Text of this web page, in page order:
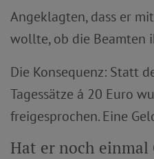
Angeklagten, dass er
wollte, ob die Beamten
Die Konsequenz: Statt
Tagessätze á 20 Euro
freigesprochen. Eine
Hat er noch einmal